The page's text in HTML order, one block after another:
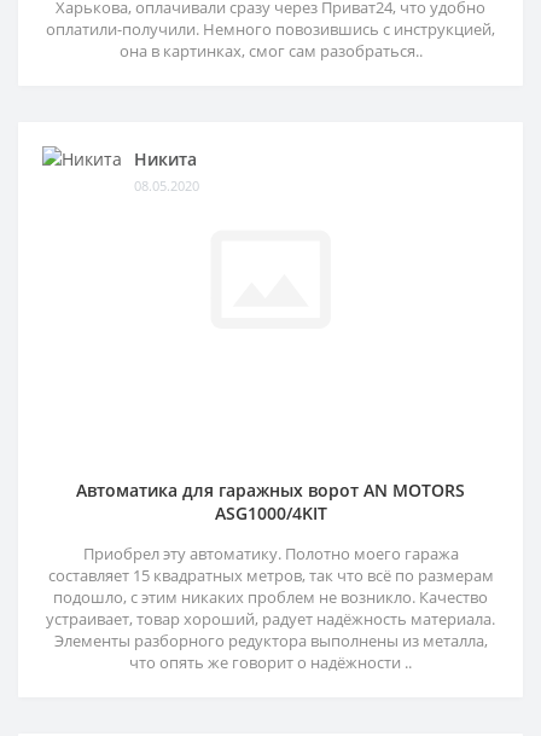
Харькова, оплачивали сразу через Приват24, что удобно
оплатили-получили. Немного повозившись с инструкцией,
она в картинках, смог сам разобраться..
Никита
08.05.2020
Автоматика для гаражных ворот AN MOTORS
ASG1000/4KIT
Приобрел эту автоматику. Полотно моего гаража
составляет 15 квадратных метров, так что всё по размерам
подошло, с этим никаких проблем не возникло. Качество
устраивает, товар хороший, радует надёжность материала.
Элементы разборного редуктора выполнены из металла,
что опять же говорит о надёжности ..